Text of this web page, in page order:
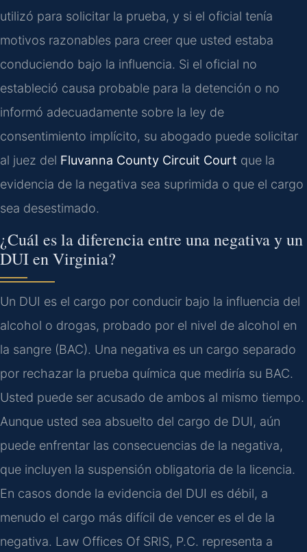
utilizó para solicitar la prueba, y si el oficial tenía
motivos razonables para creer que usted estaba
conduciendo bajo la influencia. Si el oficial no
estableció causa probable para la detención o no
informó adecuadamente sobre la ley de
consentimiento implícito, su abogado puede solicitar
al juez del Fluvanna County Circuit Court que la
evidencia de la negativa sea suprimida o que el cargo
sea desestimado.
¿Cuál es la diferencia entre una negativa y un
DUI en Virginia?
Un DUI es el cargo por conducir bajo la influencia del
alcohol o drogas, probado por el nivel de alcohol en
la sangre (BAC). Una negativa es un cargo separado
por rechazar la prueba química que mediría su BAC.
Usted puede ser acusado de ambos al mismo tiempo.
Aunque usted sea absuelto del cargo de DUI, aún
puede enfrentar las consecuencias de la negativa,
que incluyen la suspensión obligatoria de la licencia.
En casos donde la evidencia del DUI es débil, a
menudo el cargo más difícil de vencer es el de la
negativa. Law Offices Of SRIS, P.C. representa a